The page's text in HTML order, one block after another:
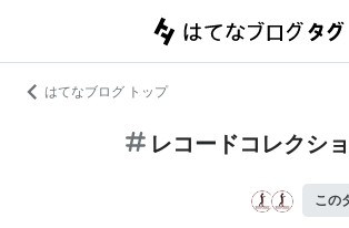
はてなブログ トップ
レコードコレクシ
この